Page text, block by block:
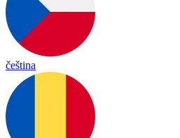
čeština